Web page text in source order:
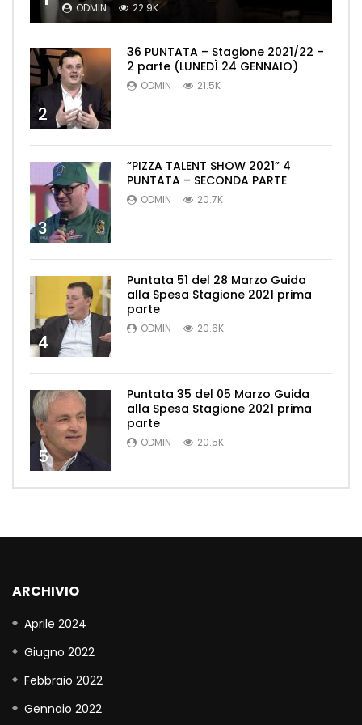
ODMIN 22.9K
2
36 PUNTATA – Stagione 2021/22 –
2 parte (LUNEDÌ 24 GENNAIO)
ODMIN 21.5K
3
“PIZZA TALENT SHOW 2021” 4
PUNTATA – SECONDA PARTE
ODMIN 20.7K
4
Puntata 51 del 28 Marzo Guida
alla Spesa Stagione 2021 prima
parte
ODMIN 20.6K
5
Puntata 35 del 05 Marzo Guida
alla Spesa Stagione 2021 prima
parte
ODMIN 20.5K
ARCHIVIO
Aprile 2024
Giugno 2022
Febbraio 2022
Gennaio 2022